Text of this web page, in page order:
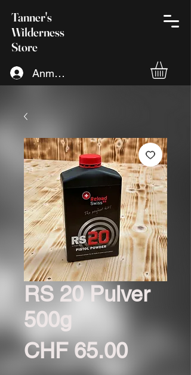
Tanner's
Wilderness
Store
Anmelden
RS 20 Pulver
500g
CHF 65.00Preis